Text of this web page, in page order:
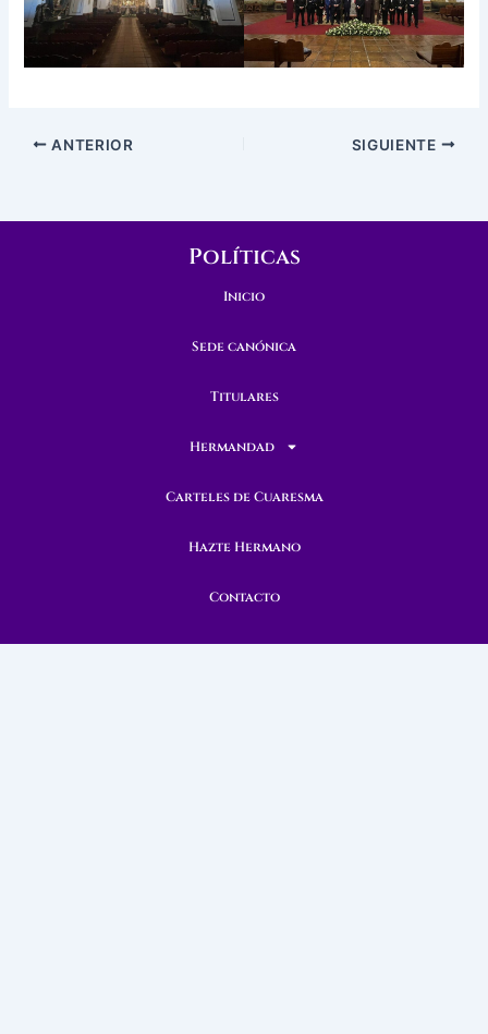
ANTERIOR SIGUIENTE
Políticas
Inicio
Sede canónica
Titulares
Hermandad
Carteles de Cuaresma
Hazte Hermano
Contacto